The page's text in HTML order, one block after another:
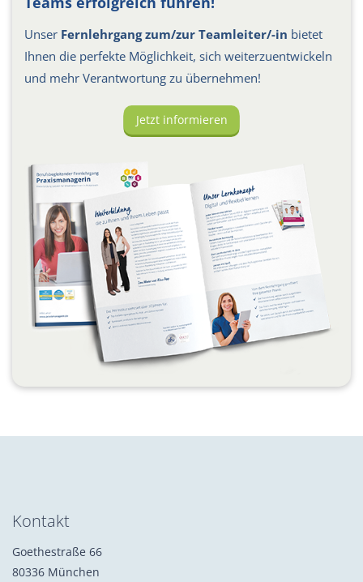
Unser Fernlehrgang zum/zur Teamleiter/-in bietet
Ihnen die perfekte Möglichkeit, sich weiterzuentwickeln
und mehr Verantwortung zu übernehmen!
Jetzt informieren
Kontakt
Goethestraße 66
80336 München